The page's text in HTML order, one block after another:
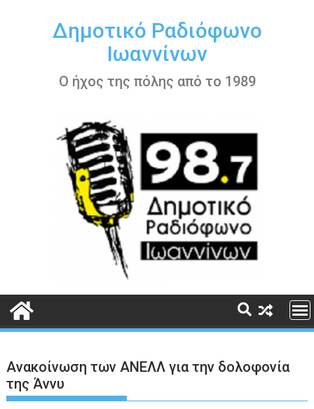
περιεχόμενοΔημοτικό Ραδιόφωνο
Ιωαννίνων
Ο ήχος της πόλης από το 1989
Ανακοίνωση των ΑΝΕΛΛ για την δολοφονία
της Άννυ